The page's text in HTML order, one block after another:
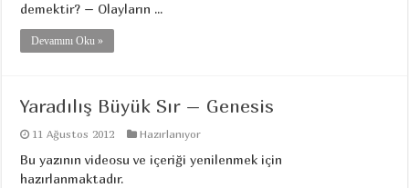
demektir? – Olayların ...
Devamını Oku »
Yaradılış Büyük Sır – Genesis
11 Ağustos 2012 Hazırlanıyor
Bu yazının videosu ve içeriği yenilenmek için
hazırlanmaktadır.